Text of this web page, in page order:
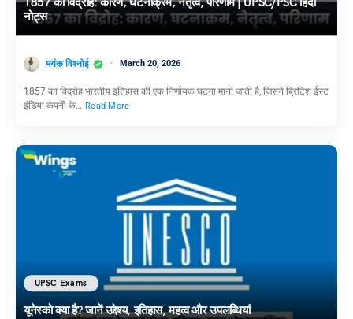
नोट्स
मयंक विश्नोई March 20, 2026
1857 का विद्रोह भारतीय इतिहास की एक निर्णायक घटना मानी जाती है, जिसने ब्रिटिश ईस्ट
इंडिया कंपनी के… Read More
UPSC Exams
यूनेस्को क्या है? जानें उद्देश्य, इतिहास, महत्व और उपलब्धियां